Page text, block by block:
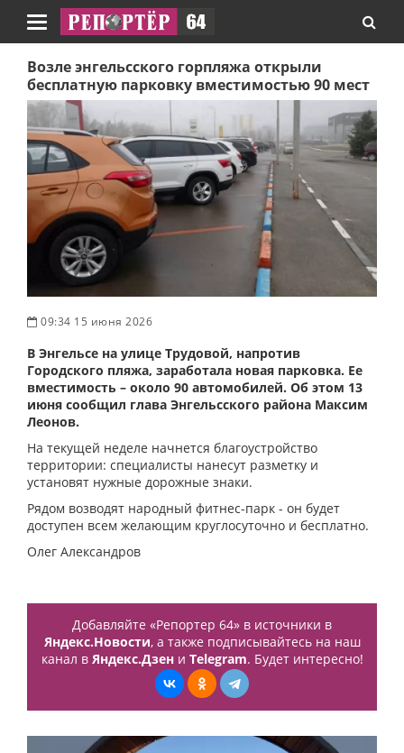
Навигация
Возле энгельсского горпляжа открыли
бесплатную парковку вместимостью 90 мест
09:34 15 июня 2026
В Энгельсе на улице Трудовой, напротив
Городского пляжа, заработала новая парковка. Ее
вместимость – около 90 автомобилей. Об этом 13
июня сообщил глава Энгельсского района Максим
Леонов.
На текущей неделе начнется благоустройство
территории: специалисты нанесут разметку и
установят нужные дорожные знаки.
Рядом возводят народный фитнес-парк - он будет
доступен всем желающим круглосуточно и бесплатно.
Олег Александров
Добавляйте «Репортер 64» в источники в
Яндекс.Новости, а также подписывайтесь на наш
канал в Яндекс.Дзени Telegram. Будет интересно!